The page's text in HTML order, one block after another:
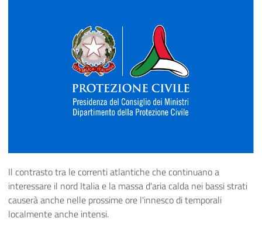
Il contrasto tra le correnti atlantiche che continuano a
interessare il nord Italia e la massa d'aria calda nei bassi strati
causerà anche nelle prossime ore l'innesco di temporali
localmente anche intensi.